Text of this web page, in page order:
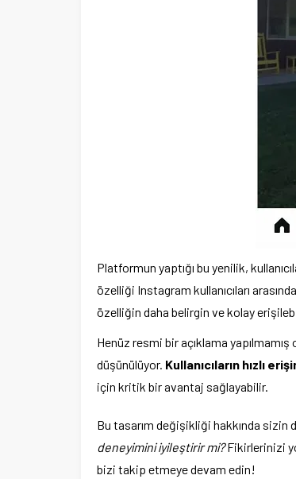
Platformun yaptığı bu yenilik,
özelliği Instagram kullanıcıları arasında
özelliğin daha belirgin ve kolay
Henüz resmi bir açıklama
düşünülüyor. Kullanıcıların hızlı
için kritik bir avantaj sağlayabilir.
Bu tasarım değişikliği hakkında sizin
deneyimini iyileştirir mi?Fikirlerinizi
bizi takip etmeye devam edin!